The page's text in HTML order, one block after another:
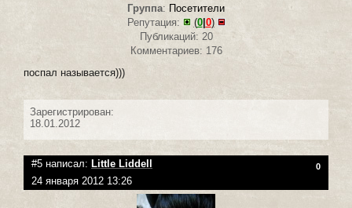
Группа: Посетители
Репутация:
(0|0)
Публикаций: 20
Комментариев: 176
поспал называется)))
Зарегистрирован:
18.01.2012
#5 написал: Little Liddell 0
24 января 2012 13:26